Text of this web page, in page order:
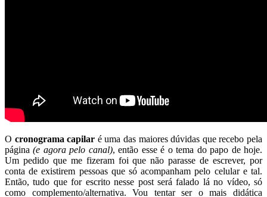
O cronograma capilar é uma das maiores dúvidas que recebo pela
página(e agora pelo canal), então esse é o tema do papo de hoje.
Um pedido que me fizeram foi que não parasse de escrever, por
conta de existirem pessoas que só acompanham pelo celular e tal.
Então, tudo que for escrito nesse post será falado lá no vídeo, só
como complemento/alternativa. Vou tentar ser o mais didática